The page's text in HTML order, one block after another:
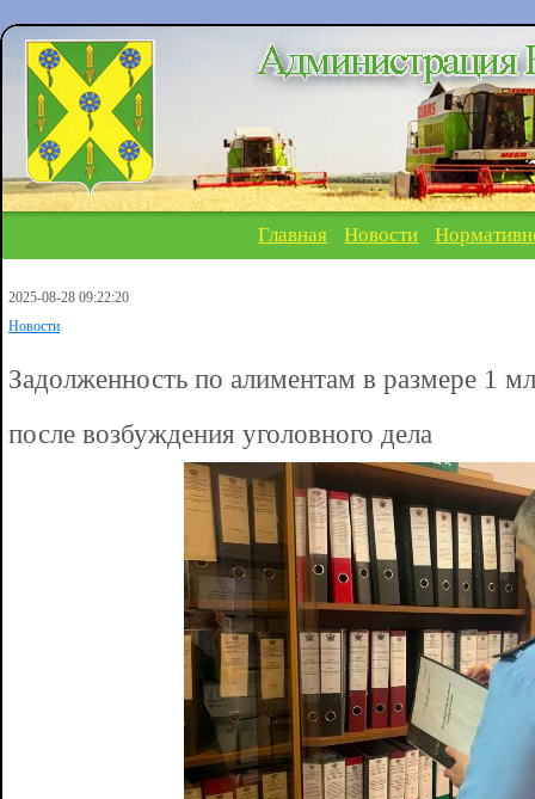
Главная Новости
2025-08-28 09:22:20
Новости
Задолженность по алиментам в размере 1
после возбуждения уголовного дела